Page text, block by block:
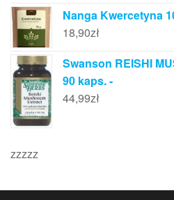
Nanga Kwercetyna
18,90zł
Swanson REISHI
90 kaps. -
44,99zł
zzzzz